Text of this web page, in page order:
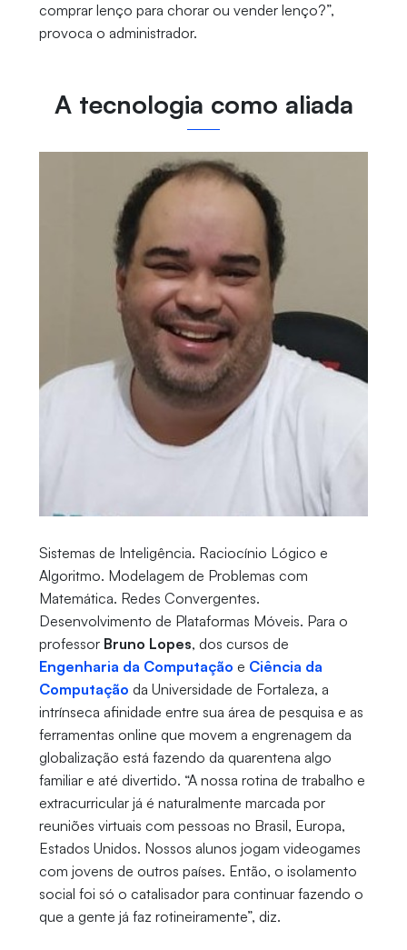
comprar lenço para chorar ou vender lenço?”,
provoca o administrador.
A tecnologia como aliada
Sistemas de Inteligência. Raciocínio Lógico e
Algoritmo. Modelagem de Problemas com
Matemática. Redes Convergentes.
Desenvolvimento de Plataformas Móveis. Para o
professor Bruno Lopes, dos cursos de
Engenharia da Computação e Ciência da
Computação da Universidade de Fortaleza, a
intrínseca afinidade entre sua área de pesquisa e as
ferramentas online que movem a engrenagem da
globalização está fazendo da quarentena algo
familiar e até divertido. “A nossa rotina de trabalho e
extracurricular já é naturalmente marcada por
reuniões virtuais com pessoas no Brasil, Europa,
Estados Unidos. Nossos alunos jogam videogames
com jovens de outros países. Então, o isolamento
social foi só o catalisador para continuar fazendo o
que a gente já faz rotineiramente”, diz.